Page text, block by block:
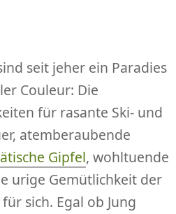
seit jeher ein Paradies
Couleur: Die
für rasante Ski- und
atemberaubende
Gipfel, wohltuende
urige Gemütlichkeit der
sich. Egal ob Jung